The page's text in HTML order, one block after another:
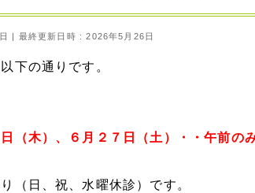
最終更新日時 : 2026年5月26日
下の通りです。
木）、６月２７日（土）・・午前のみ
（日、祝、水曜休診）です。